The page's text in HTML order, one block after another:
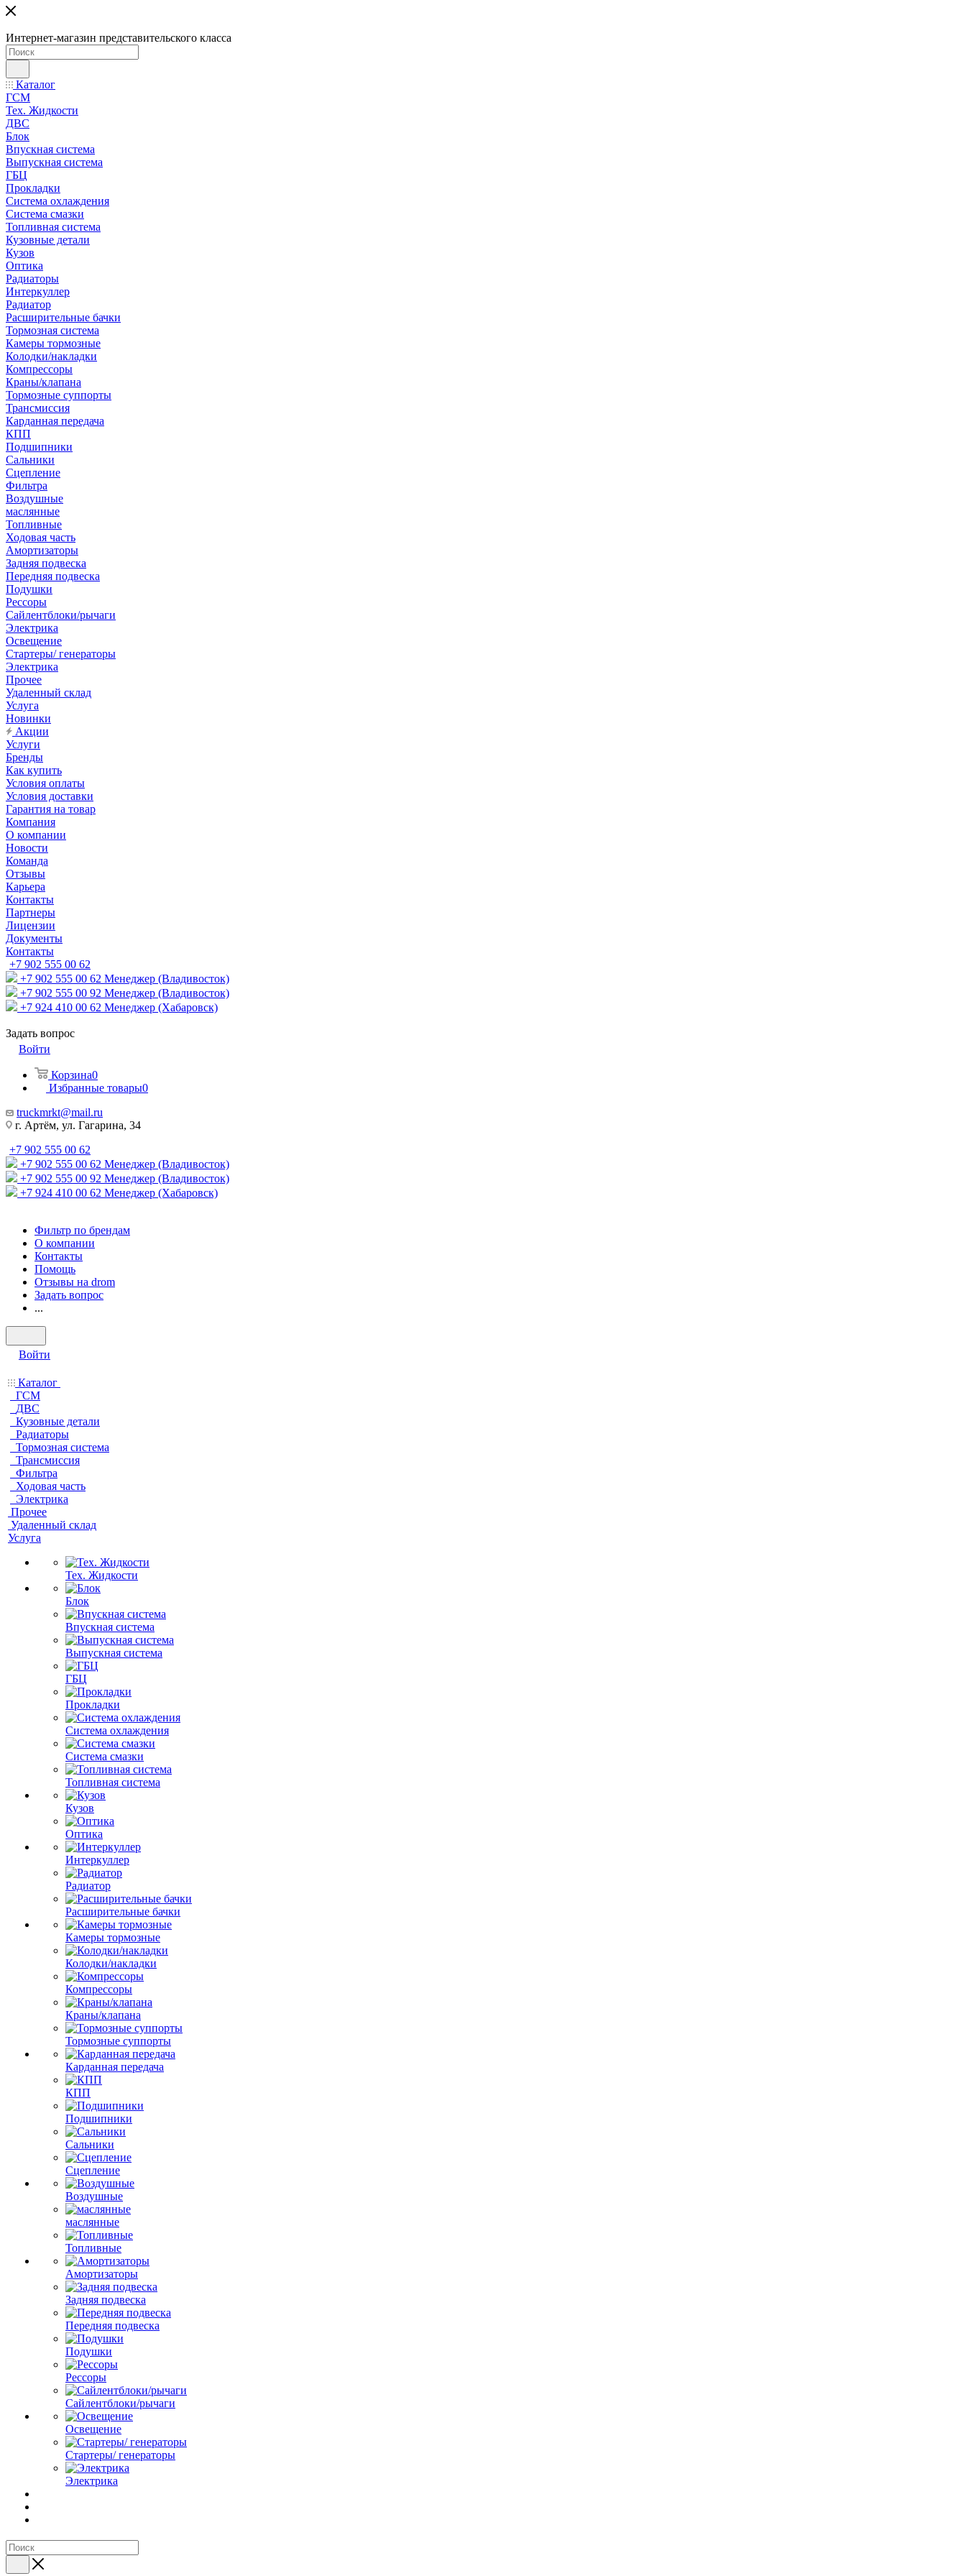
Интернет-магазин представительского класса
Каталог
ГСМ
Тех. Жидкости
ДВС
Блок
Впускная система
Выпускная система
ГБЦ
Прокладки
Система охлаждения
Система смазки
Топливная система
Кузовные детали
Кузов
Оптика
Радиаторы
Интеркуллер
Радиатор
Расширительные бачки
Тормозная система
Камеры тормозные
Колодки/накладки
Компрессоры
Краны/клапана
Тормозные суппорты
Трансмиссия
Карданная передача
КПП
Подшипники
Сальники
Сцепление
Фильтра
Воздушные
маслянные
Топливные
Ходовая часть
Амортизаторы
Задняя подвеска
Передняя подвеска
Подушки
Рессоры
Сайлентблоки/рычаги
Электрика
Освещение
Стартеры/ генераторы
Электрика
Прочее
Удаленный склад
Услуга
Новинки
Акции
Услуги
Бренды
Как купить
Условия оплаты
Условия доставки
Гарантия на товар
Компания
О компании
Новости
Команда
Отзывы
Карьера
Контакты
Партнеры
Лицензии
Документы
Контакты
+7 902 555 00 62
+7 902 555 00 62 Менеджер (Владивосток)
+7 902 555 00 92 Менеджер (Владивосток)
+7 924 410 00 62 Менеджер (Хабаровск)
Задать вопрос
Войти
Корзина0
Избранные товары0
truckmrkt@mail.ru
г. Артём, ул. Гагарина, 34
+7 902 555 00 62
+7 902 555 00 62 Менеджер (Владивосток)
+7 902 555 00 92 Менеджер (Владивосток)
+7 924 410 00 62 Менеджер (Хабаровск)
Фильтр по брендам
О компании
Контакты
Помощь
Отзывы на drom
Задать вопрос
...
Войти
Каталог
ГСМ
ДВС
Кузовные детали
Радиаторы
Тормозная система
Трансмиссия
Фильтра
Ходовая часть
Электрика
Прочее
Удаленный склад
Услуга
Тех. Жидкости
Блок
Впускная система
Выпускная система
ГБЦ
Прокладки
Система охлаждения
Система смазки
Топливная система
Кузов
Оптика
Интеркуллер
Радиатор
Расширительные бачки
Камеры тормозные
Колодки/накладки
Компрессоры
Краны/клапана
Тормозные суппорты
Карданная передача
КПП
Подшипники
Сальники
Сцепление
Воздушные
маслянные
Топливные
Амортизаторы
Задняя подвеска
Передняя подвеска
Подушки
Рессоры
Сайлентблоки/рычаги
Освещение
Стартеры/ генераторы
Электрика